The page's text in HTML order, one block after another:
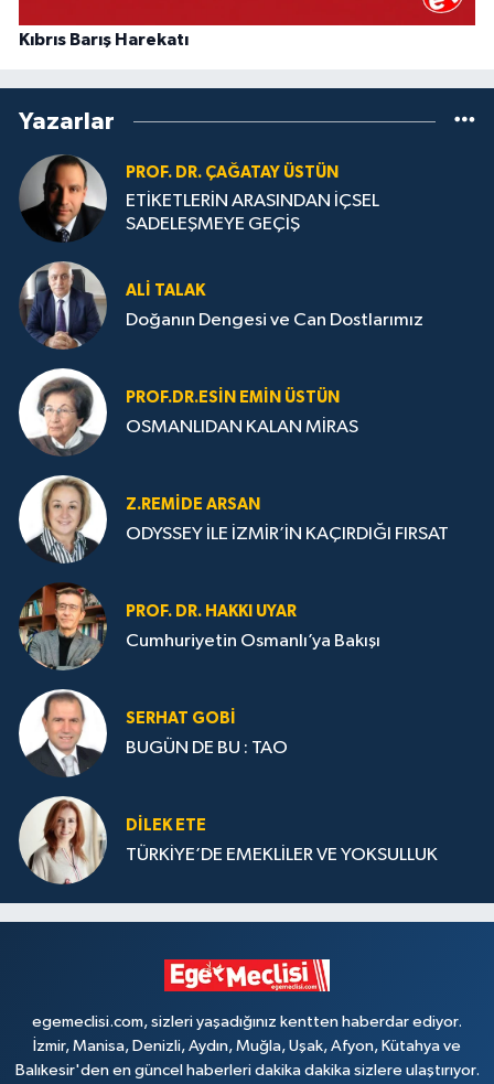
Kıbrıs Barış Harekatı
Yazarlar
PROF. DR. ÇAĞATAY ÜSTÜN
ETİKETLERİN ARASINDAN İÇSEL
SADELEŞMEYE GEÇİŞ
ALI TALAK
Doğanın Dengesi ve Can Dostlarımız
PROF.DR.ESIN EMIN ÜSTÜN
OSMANLIDAN KALAN MİRAS
Z.REMIDE ARSAN
ODYSSEY İLE İZMİR’İN KAÇIRDIĞI FIRSAT
PROF. DR. HAKKI UYAR
Cumhuriyetin Osmanlı’ya Bakışı
SERHAT GOBİ
BUGÜN DE BU : TAO
DILEK ETE
TÜRKİYE’DE EMEKLİLER VE YOKSULLUK
egemeclisi.com, sizleri yaşadığınız kentten haberdar ediyor.
İzmir, Manisa, Denizli, Aydın, Muğla, Uşak, Afyon, Kütahya ve
Balıkesir'den en güncel haberleri dakika dakika sizlere ulaştırıyor.